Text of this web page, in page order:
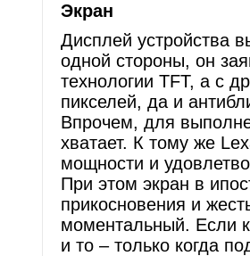
Экран
Дисплей устройства
одной стороны, он
технологии TFT, а с
пикселей, да и
Впрочем, для
хватает. К тому же
мощности и
При этом экран в
прикосновения и
моментальный. Если
и то – только когда